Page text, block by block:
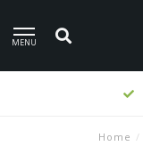
MENU
Home /